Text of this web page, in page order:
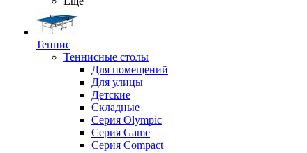
Теннис
Теннисные столы
Для помещений
Для улицы
Детские
Складные
Серия Olympic
Серия Game
Серия Compact